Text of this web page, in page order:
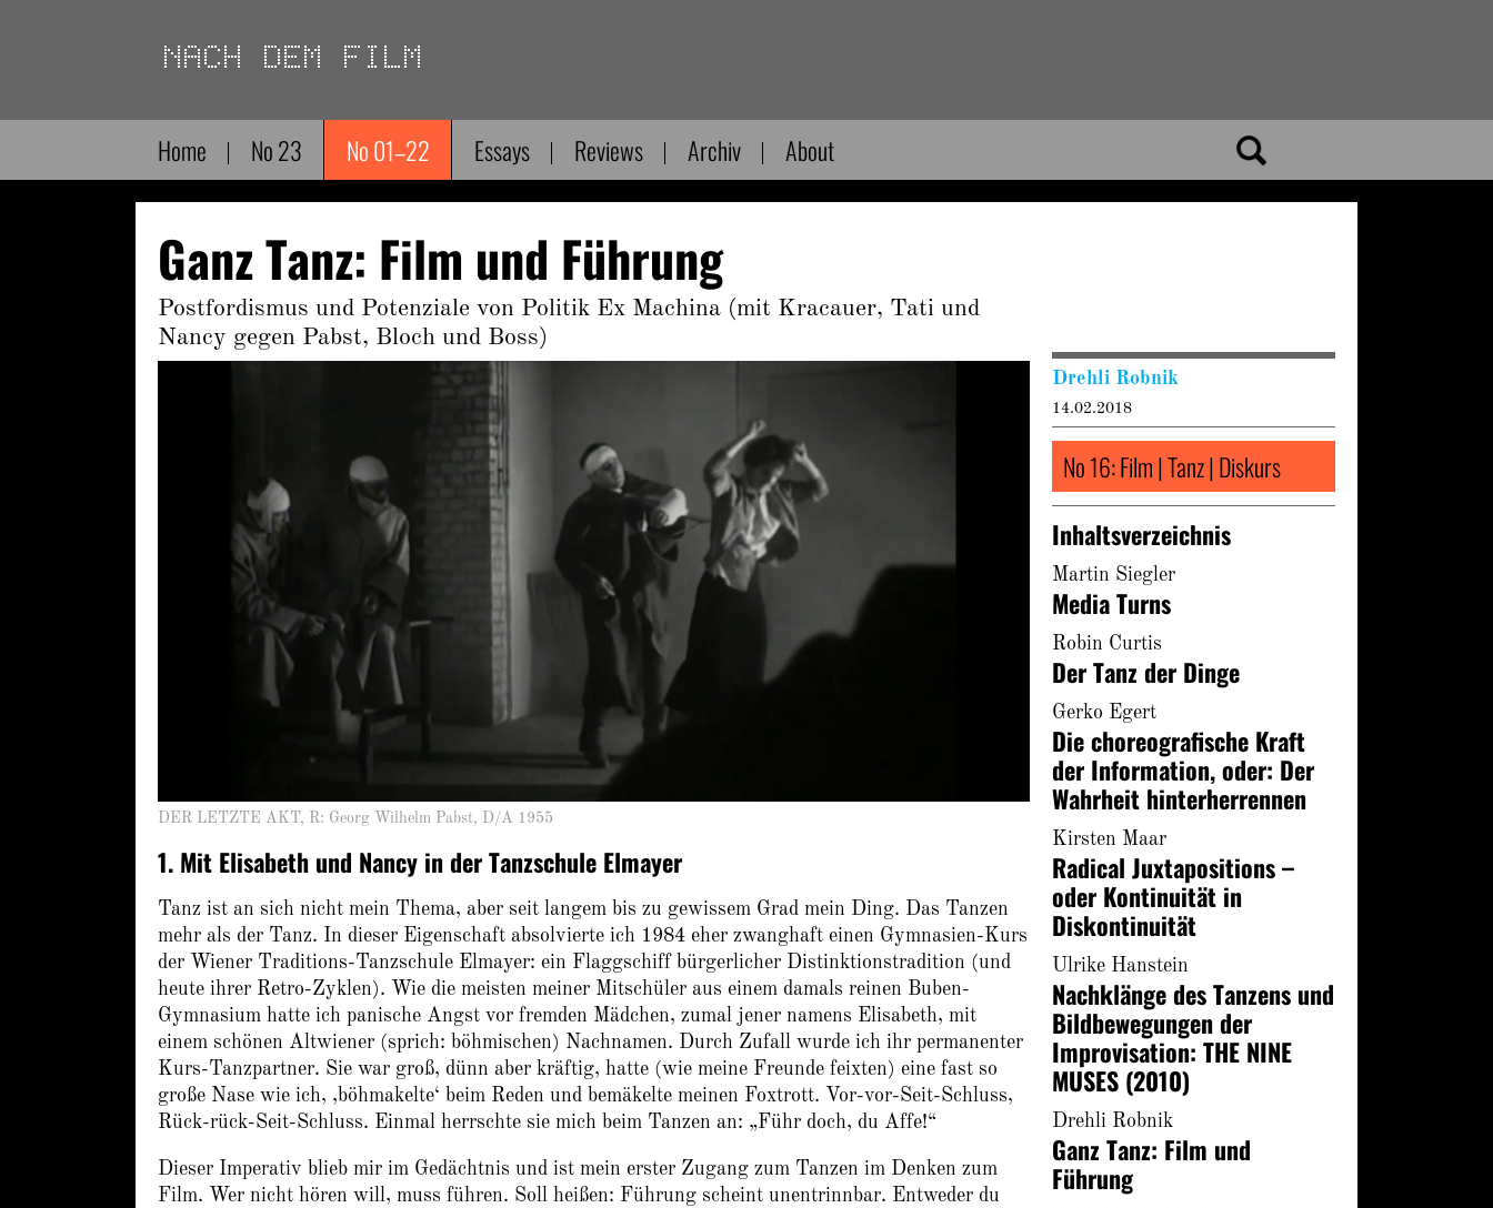
Home No 23 No 01–22 Essays Reviews Archiv About
Ganz Tanz: Film und Führung
Postfordismus und Potenziale von Politik Ex Machina (mit Kracauer, Tati und
Nancy gegen Pabst, Bloch und Boss)
DER LETZTE AKT, R: Georg Wilhelm Pabst, D/A 1955
1. Mit Elisabeth und Nancy in der Tanzschule Elmayer
Tanz ist an sich nicht mein Thema, aber seit langem bis zu gewissem Grad mein Ding. Das Tanzen
mehr als der Tanz. In dieser Eigenschaft absolvierte ich 1984 eher zwanghaft einen Gymnasien-Kurs
der Wiener Traditions-Tanzschule Elmayer: ein Flaggschiff bürgerlicher Distinktionstradition (und
heute ihrer Retro-Zyklen). Wie die meisten meiner Mitschüler aus einem damals reinen Buben-
Gymnasium hatte ich panische Angst vor fremden Mädchen, zumal jener namens Elisabeth, mit
einem schönen Altwiener (sprich: böhmischen) Nachnamen. Durch Zufall wurde ich ihr permanenter
Kurs-Tanzpartner. Sie war groß, dünn aber kräftig, hatte (wie meine Freunde feixten) eine fast so
große Nase wie ich, ‚böhmakelte‘ beim Reden und bemäkelte meinen Foxtrott. Vor-vor-Seit-Schluss,
Rück-rück-Seit-Schluss. Einmal herrschte sie mich beim Tanzen an: „Führ doch, du Affe!“
Dieser Imperativ blieb mir im Gedächtnis und ist mein erster Zugang zum Tanzen im Denken zum
Film. Wer nicht hören will, muss führen. Soll heißen: Führung scheint unentrinnbar. Entweder du
Drehli Robnik
14.02.2018
No 16: Film | Tanz | Diskurs
Inhaltsverzeichnis
Martin Siegler
Media Turns
Robin Curtis
Der Tanz der Dinge
Gerko Egert
Die choreografische Kraft
der Information, oder: Der
Wahrheit hinterherrennen
Kirsten Maar
Radical Juxtapositions –
oder Kontinuität in
Diskontinuität
Ulrike Hanstein
Nachklänge des Tanzens und
Bildbewegungen der
Improvisation: THE NINE
MUSES (2010)
Drehli Robnik
Ganz Tanz: Film und
Führung